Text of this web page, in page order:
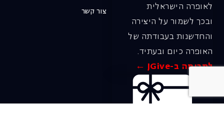
לאופרה הישראלית
ובכך לשמור על היצירה
והחדשנות בעבודתה של
האופרה כיום ובעתיד.
לתרומה ב-JGive ←
צור קשר